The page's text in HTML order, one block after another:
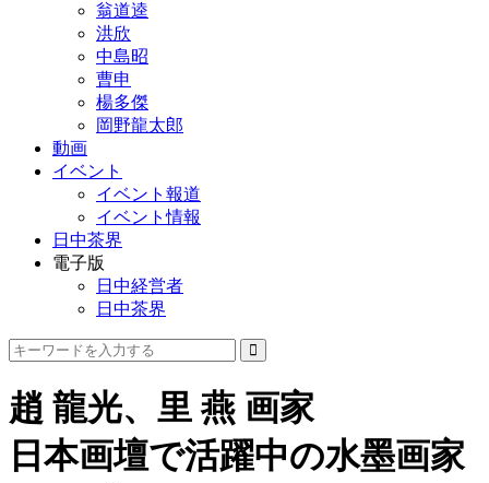
翁道逵
洪欣
中島昭
曹申
楊多傑
岡野龍太郎
動画
イベント
イベント報道
イベント情報
日中茶界
電子版
日中経営者
日中茶界
趙 龍光、里 燕 画家
日本画壇で活躍中の水墨画家